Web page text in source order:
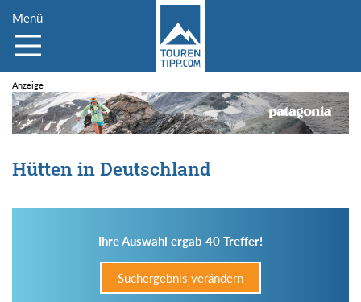
Menü
Hütten in Deutschland
Ihre Auswahl ergab 40 Treffer!
Suchergebnis verändern